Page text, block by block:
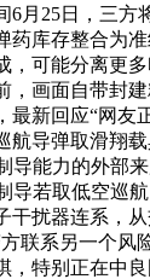
6月25日，三方
药库存整合为
，可能分离更
，画面自带封
最新回应“网友
航导弹取滑翔
导能力的外部
导若取低空巡
干扰器连系，
联系另一个风
，特别正在中